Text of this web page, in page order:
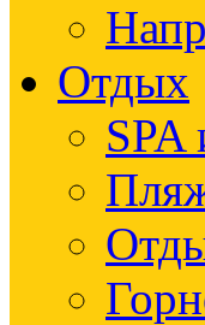
Отдых